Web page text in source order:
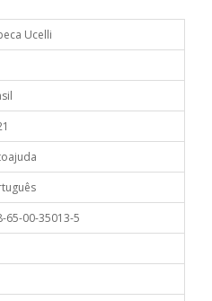
Ucelli
65-00-35013-5